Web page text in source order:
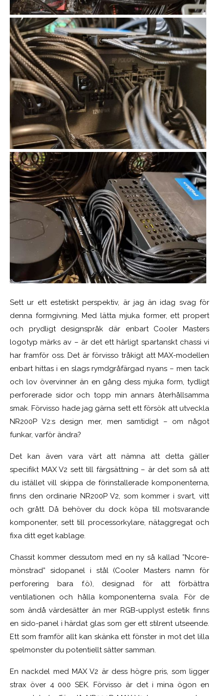
Sett ur ett estetiskt perspektiv, är jag än idag svag för
denna formgivning. Med lätta mjuka former, ett propert
och prydligt designspråk där enbart Cooler Masters
logotyp märks av – är det ett härligt spartanskt chassi vi
har framför oss. Det är förvisso tråkigt att MAX-modellen
enbart hittas i en slags rymdgråfärgad nyans – men tack
och lov övervinner än en gång dess mjuka form, tydligt
perforerade sidor och topp min annars återhållsamma
smak. Förvisso hade jag gärna sett ett försök att utveckla
NR200P V2:s design mer, men samtidigt – om något
funkar, varför ändra?
Det kan även vara värt att nämna att detta gäller
specifikt MAX V2 sett till färgsättning – är det som så att
du istället vill skippa de förinstallerade komponenterna,
finns den ordinarie NR200P V2, som kommer i svart, vitt
och grått. Då behöver du dock köpa till motsvarande
komponenter, sett till processorkylare, nätaggregat och
fixa ditt eget kablage.
Chassit kommer dessutom med en ny så kallad ”Ncore-
mönstrad” sidopanel i stål (Cooler Masters namn för
perforering bara f.ö), designad för att förbättra
ventilationen och hålla komponenterna svala. För de
som ändå värdesätter än mer RGB-upplyst estetik finns
en sido-panel i härdat glas som ger ett stilrent utseende.
Ett som framför allt kan skänka ett fönster in mot det lilla
spelmonster du potentiellt sätter samman.
En nackdel med MAX V2 är dess högre pris, som ligger
strax över 4 000 SEK. Förvisso är det i mina ögon en